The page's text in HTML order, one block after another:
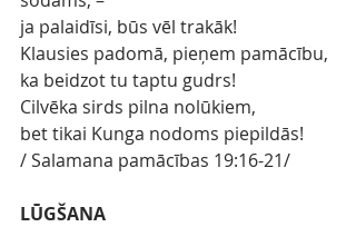
ja palaidīsi, būs vēl trakāk!
Klausies padomā, pieņem pamācību,
ka beidzot tu taptu gudrs!
Cilvēka sirds pilna nolūkiem,
bet tikai Kunga nodoms piepildās!
/ Salamana pamācības 19:16-21/
LŪGŠANA